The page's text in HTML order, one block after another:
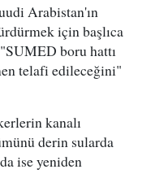
Arabistan'ın
için başlıca
boru hattı
telafi edileceğini"
kanalı
derin sularda
ise yeniden